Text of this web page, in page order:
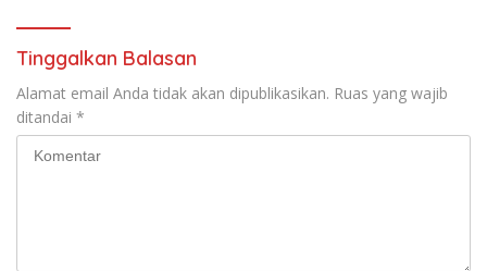
Tinggalkan Balasan
Alamat email Anda tidak akan dipublikasikan. Ruas yang wajib
ditandai *